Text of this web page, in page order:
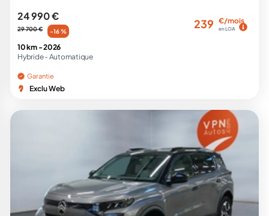
24 990 €
29 700 € -16 %
239 €/mois
en LOA
10 km -2026
Hybride - Automatique
Garantie
Exclu Web